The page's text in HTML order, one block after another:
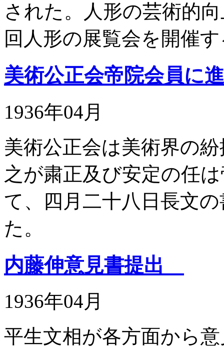
された。人形の芸術的
回人形の展覧会を開催
美術公正会帝院会員
1936年04月
美術公正会は美術界の
之が粛正及び安定の任
て、四月二十八日長文
た。
内藤伸意見書提出
1936年04月
平生文相が各方面から